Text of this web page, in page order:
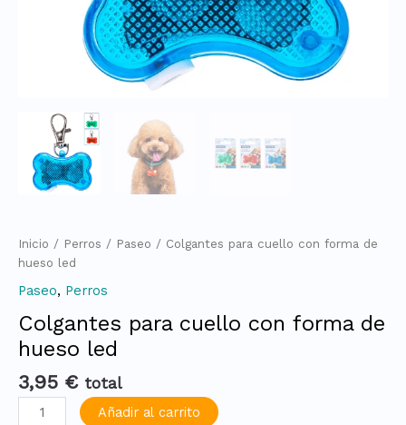
Inicio / Perros / Paseo / Colgantes para cuello con forma de
hueso led
Paseo, Perros
Colgantes para cuello con forma de
hueso led
3,95 € total
Añadir al carrito